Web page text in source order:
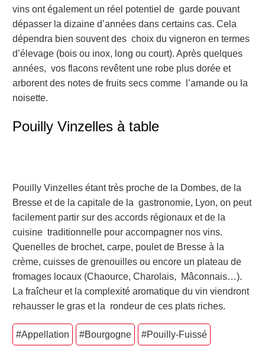
vins ont également un réel potentiel de garde pouvant
dépasser la dizaine d’années dans certains cas. Cela
dépendra bien souvent des choix du vigneron en termes
d’élevage (bois ou inox, long ou court). Après quelques
années, vos flacons revêtent une robe plus dorée et
arborent des notes de fruits secs comme l’amande ou la
noisette.
Pouilly Vinzelles à table
Pouilly Vinzelles étant très proche de la Dombes, de la
Bresse et de la capitale de la gastronomie, Lyon, on peut
facilement partir sur des accords régionaux et de la
cuisine traditionnelle pour accompagner nos vins.
Quenelles de brochet, carpe, poulet de Bresse à la
crème, cuisses de grenouilles ou encore un plateau de
fromages locaux (Chaource, Charolais, Mâconnais…).
La fraîcheur et la complexité aromatique du vin viendront
rehausser le gras et la rondeur de ces plats riches.
#Appellation #Bourgogne #Pouilly-Fuissé